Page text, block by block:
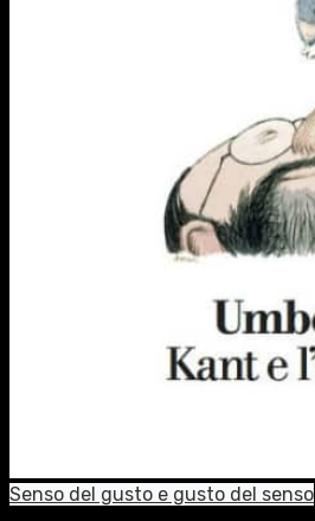
Senso del gusto e gusto del senso